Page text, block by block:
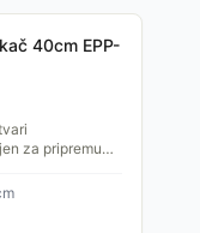
40cm EPP-
za pripremu